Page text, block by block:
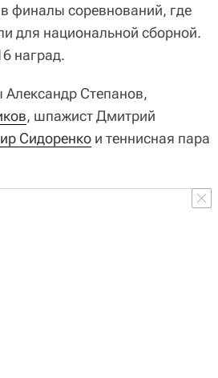
финалы соревнований, где
для национальной сборной.
наград.
Степанов,
, шпажист Дмитрий
Сидоренко и теннисная пара